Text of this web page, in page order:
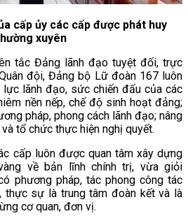
cấp ủy các cấp được phát huy
xuyên
tắc Đảng lãnh đạo tuyệt đối, trực
đội, Đảng bộ Lữ đoàn 167 luôn
lực lãnh đạo, sức chiến đấu của các
nền nếp, chế độ sinh hoạt đảng;
pháp, phong cách lãnh đạo; nâng
tổ chức thực hiện nghị quyết.
cấp luôn được quan tâm xây dựng
về bản lĩnh chính trị, vừa giỏi
phương pháp, tác phong công tác
thực sự là trung tâm đoàn kết và là
cơ quan, đơn vị.